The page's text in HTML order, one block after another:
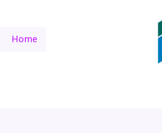
Home